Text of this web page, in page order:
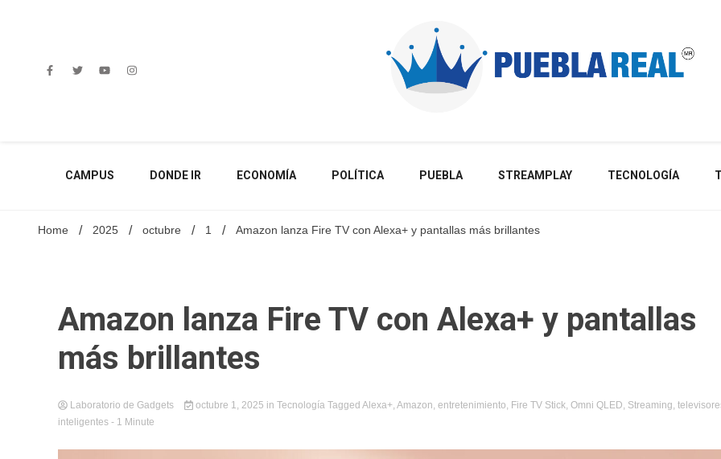
CAMPUS DONDE IR ECONOMÍA POLÍTICA PUEBLA STREAMPLAY TECNOLOGÍA
Home 2025 octubre 1 Amazon lanza Fire TV con Alexa+ y pantallas más brillantes
Amazon lanza Fire TV con Alexa+ y pantallas
más brillantes
Laboratorio de Gadgets octubre 1, 2025 in Tecnología Tagged Alexa+, Amazon, entretenimiento, Fire TV Stick, Omni QLED, Streaming,
inteligentes - 1 Minute